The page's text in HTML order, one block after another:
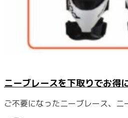
ニーブレースを下取りでお得
ご不要になったニーブレース、